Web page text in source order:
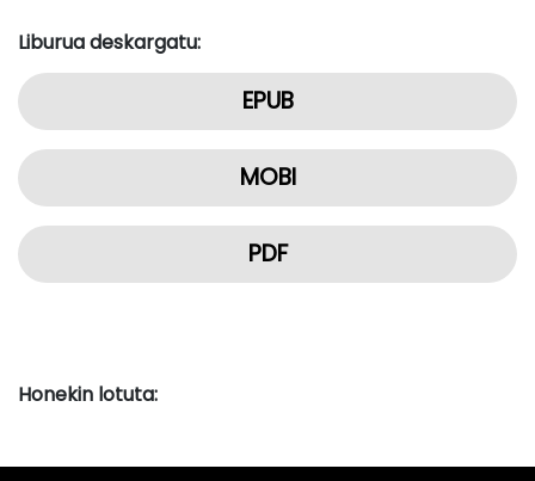
Liburua deskargatu:
EPUB
MOBI
PDF
Honekin lotuta: